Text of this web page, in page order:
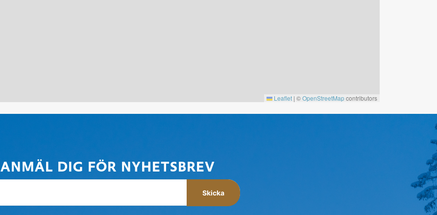
Leaflet | ©OpenStreetMapcontributors
ANMÄL DIG FÖR NYHETSBREV
Skicka